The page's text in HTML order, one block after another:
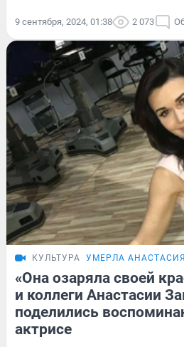
9 сентября, 2024, 01:38 2 073
КУЛЬТУРА УМЕРЛА
«Она озаряла своей
и коллеги Анастасии
поделились
актрисе